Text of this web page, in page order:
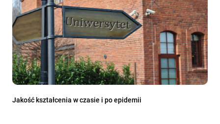
Jakość kształcenia w czasie i po epidemii